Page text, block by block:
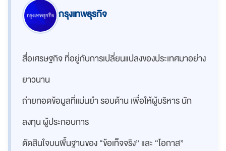
กรุงเทพธุรกิจ
สื่อเศรษฐกิจ ที่อยู่กับการเปลี่ยนแปลงของประเทศมาอย่าง
ยาวนาน
ถ่ายทอดข้อมูลที่แม่นยำ รอบด้าน เพื่อให้ผู้บริหาร นัก
ลงทุน ผู้ประกอบการ
ตัดสินใจบนพื้นฐานของ “ข้อเท็จจริง” และ “โอกาส”